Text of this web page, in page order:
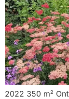
2022 350 m²